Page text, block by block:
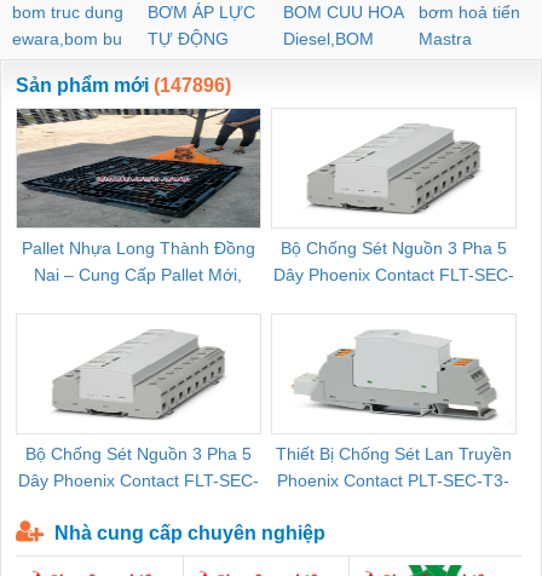
bom truc dung
ewara,bom bu
ewara
BƠM ÁP LỰC
TỰ ĐỘNG
BOM CUU HOA
Diesel,BOM
CHUA CHAY
bơm hoả tiển
Mastra
Sản phẩm mới (147896)
Pallet Nhựa Long Thành Đồng
Nai – Cung Cấp Pallet Mới,
Bộ Chống Sét Nguồn 3 Pha 5
Dây Phoenix Contact FLT-SEC-
Bộ Chống Sét Nguồn 3 Pha 5
Dây Phoenix Contact FLT-SEC-
Thiết Bị Chống Sét Lan Truyền
Phoenix Contact PLT-SEC-T3-
Nhà cung cấp chuyên nghiệp